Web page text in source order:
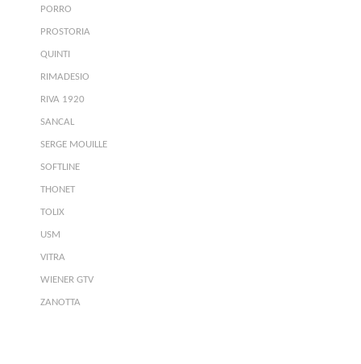
PORRO
PROSTORIA
QUINTI
RIMADESIO
RIVA 1920
SANCAL
SERGE MOUILLE
SOFTLINE
THONET
TOLIX
USM
VITRA
WIENER GTV
ZANOTTA